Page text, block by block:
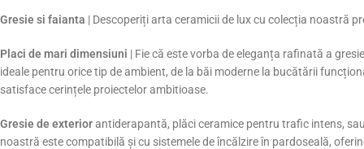
Gresie si faianta | Descoperiți arta ceramicii de lux cu colecția noastră
Placi de mari dimensiuni | Fie că este vorba de eleganța rafinată a
ideale pentru orice tip de ambient, de la băi moderne la bucătării
satisface cerințele proiectelor ambitioase.
Gresie de exteriorantiderapantă, plăci ceramice pentru trafic intens,
noastră este compatibilă și cu sistemele de încălzire în pardoseală,